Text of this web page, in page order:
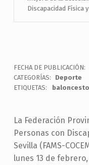
Discapacidad Física
FECHA DE PUBLICACIÓN:
CATEGORÍAS:
Deporte
ETIQUETAS:
La Federación
Personas con
Sevilla (FAMS-
lunes 13 de